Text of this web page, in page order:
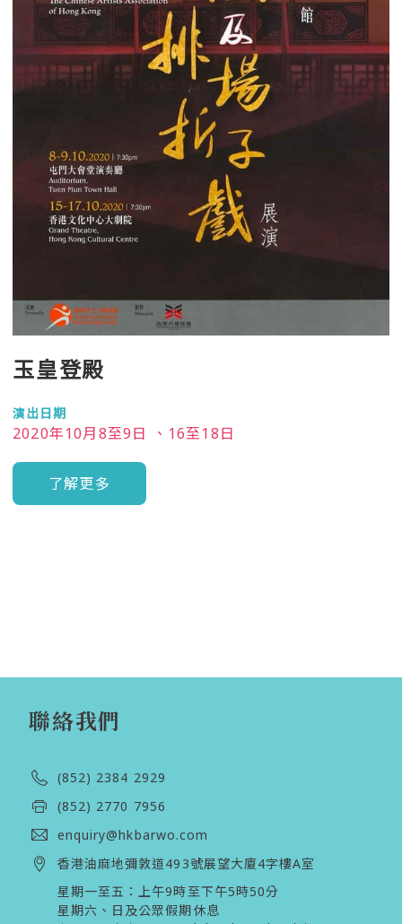
玉皇登殿
演出日期
2020年10月8至9日 、16至18日
了解更多
聯絡我們
(852) 2384 2929
(852) 2770 7956
enquiry@hkbarwo.com
香港油麻地彌敦道493號展望大廈4字樓A室
星期一至五：上午9時至下午5時50分
星期六、日及公眾假期休息